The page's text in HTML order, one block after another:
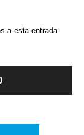
a esta entrada.